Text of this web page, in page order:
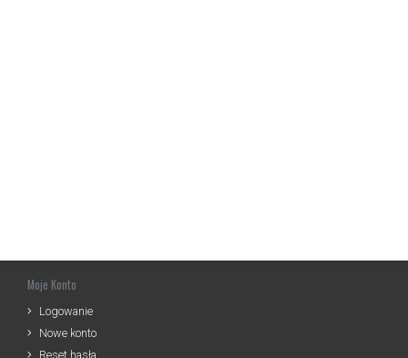
Moje Konto
Logowanie
Nowe konto
Reset hasła